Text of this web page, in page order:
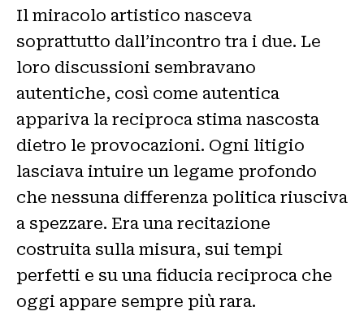
Il miracolo artistico nasceva
soprattutto dall’incontro tra i due. Le
loro discussioni sembravano
autentiche, così come autentica
appariva la reciproca stima nascosta
dietro le provocazioni. Ogni litigio
lasciava intuire un legame profondo
che nessuna differenza politica riusciva
a spezzare. Era una recitazione
costruita sulla misura, sui tempi
perfetti e su una fiducia reciproca che
oggi appare sempre più rara.